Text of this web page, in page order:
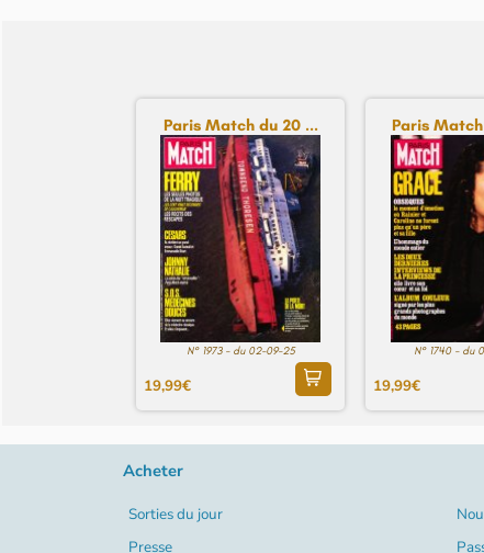
Paris Match du 20 ...
N° 1973 - du 02-09-25
19,99€
Paris Match
N° 1740 - du
19,99€
Acheter
Sorties du jour
Presse